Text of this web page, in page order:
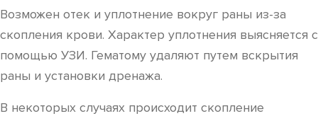
Возможен отек и уплотнение вокруг раны из-за
скопления крови. Характер уплотнения выясняется с
помощью УЗИ. Гематому удаляют путем вскрытия
раны и установки дренажа.
В некоторых случаях происходит скопление